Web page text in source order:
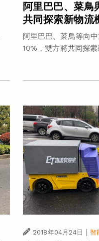
阿里巴巴、菜鳥
共同探索新物流
阿里巴巴、菜鳥等向
10%，雙方將共同探
2018年04月24日 | 智